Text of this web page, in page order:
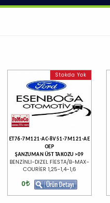
Stokda Yok
ET76-7M121-AC-8V51-7M121-AE
OEP
ŞANZUMAN ÜST TAKOZU >09
BENZİNLI-DIZEL FİESTA/B-MAX-
COURİER 1,25-1,4-1,6
0